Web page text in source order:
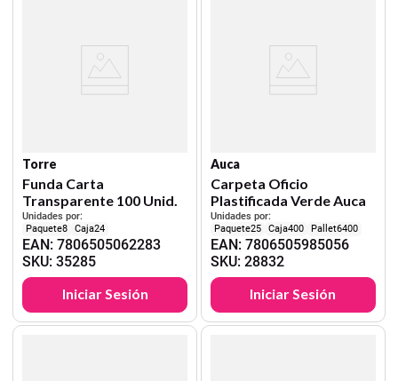
Torre
Funda Carta
Transparente 100 Unid.
Unidades por:
8
24
EAN:7806505062283
SKU:35285
Iniciar Sesión
Auca
Carpeta Oficio
Plastificada Verde Auca
Unidades por:
25
400 6400
EAN: 7806505985056
SKU: 28832
Iniciar Sesión